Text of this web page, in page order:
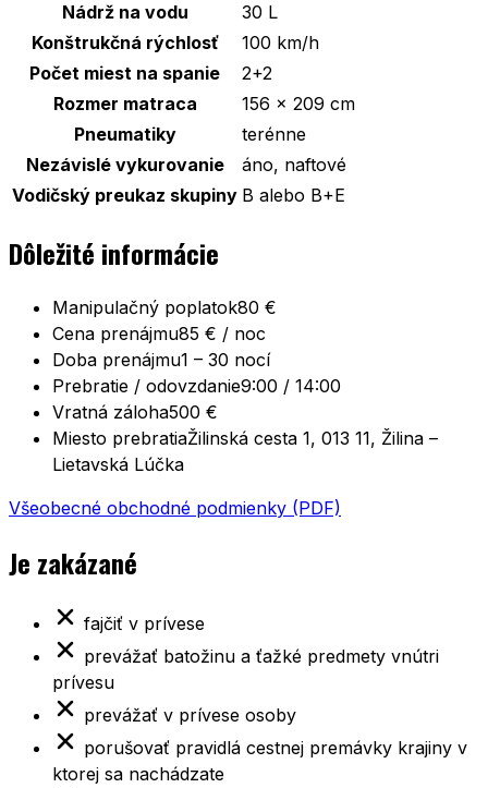
Nádrž na vodu
30 L
Konštrukčná rýchlosť
100 km/h
Počet miest na spanie
2+2
Rozmer matraca
156 x 209 cm
Pneumatiky
terénne
Nezávislé vykurovanie
áno, naftové
Vodičský preukaz skupiny B alebo B+E
Dôležité informácie
Manipulačný poplatok80 €
Cena prenájmu85 € / noc
Doba prenájmu1 – 30 nocí
Prebratie / odovzdanie9:00 / 14:00
Vratná záloha500 €
Miesto prebratiaŽilinská cesta 1, 013 11, Žilina –
Lietavská Lúčka
Všeobecné obchodné podmienky (PDF)
Je zakázané
fajčiť v prívese
prevážať batožinu a ťažké predmety vnútri
prívesu
prevážať v prívese osoby
porušovať pravidlá cestnej premávky krajiny v
ktorej sa nachádzate